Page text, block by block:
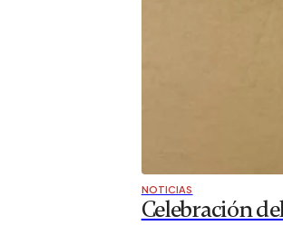
NOTICIAS
Celebración